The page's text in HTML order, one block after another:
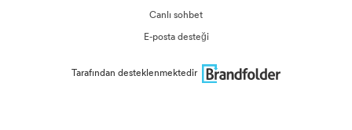
Canlı sohbet
E-posta desteği
Tarafından desteklenmektedir